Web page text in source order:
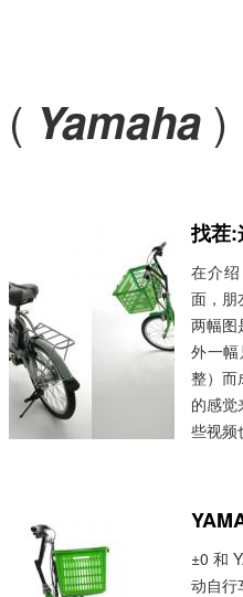
( Yamaha )
找茬:
在介
面，朋
两幅图
外一
整）而
的感
些视频
学的技
±0 和
动自